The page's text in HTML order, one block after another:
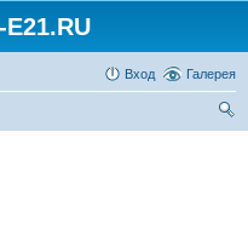
Галерея
Вход